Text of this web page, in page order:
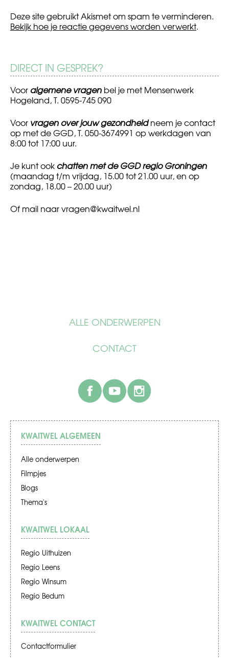
ALLE ONDERWERPEN
CONTACT
facebook
Deze site gebruikt Akismet om spam te verminderen.
Bekijk hoe je reactie gegevens worden verwerkt.
DIRECT IN GESPREK?
Voor algemene vragen bel je met Mensenwerk
Hogeland, T. 0595-745 090
Voor vragen over jouw gezondheidneem je contact
op met de GGD, T. 050-3674991 op werkdagen van
8:00 tot 17:00 uur.
Je kunt ook chatten met de GGD regio Groningen
(maandag t/m vrijdag, 15.00 tot 21.00 uur, en op
zondag, 18.00 – 20.00 uur)
Of mail naarvragen@kwaitwel.nl
KWAITWEL ALGEMEEN
Alle onderwerpen
Filmpjes
Blogs
Thema's
KWAITWEL LOKAAL
Regio Uithuizen
Regio Leens
Regio Winsum
Regio Bedum
KWAITWEL CONTACT
Contactformulier